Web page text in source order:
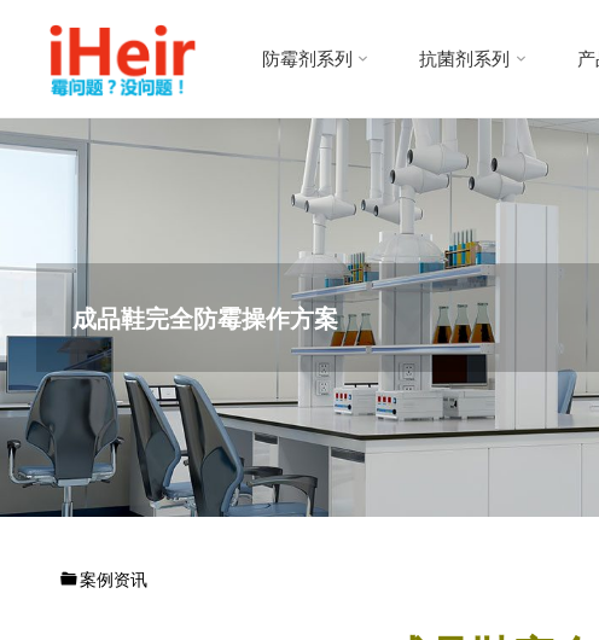
内
容。
|
抗
燥
|
防
霉
片
IHEIR
防霉剂系列 抗菌剂系列
成品鞋完全防霉操作方案
案例资讯